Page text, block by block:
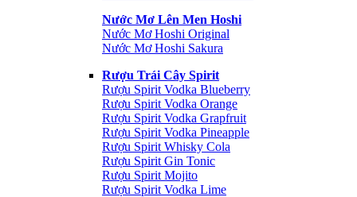
Nước Mơ Lên Men Hoshi
Nước Mơ Hoshi Original
Nước Mơ Hoshi Sakura
Rượu Trái Cây Spirit
Rượu Spirit Vodka Blueberry
Rượu Spirit Vodka Orange
Rượu Spirit Vodka Grapfruit
Rượu Spirit Vodka Pineapple
Rượu Spirit Whisky Cola
Rượu Spirit Gin Tonic
Rượu Spirit Mojito
Rượu Spirit Vodka Lime